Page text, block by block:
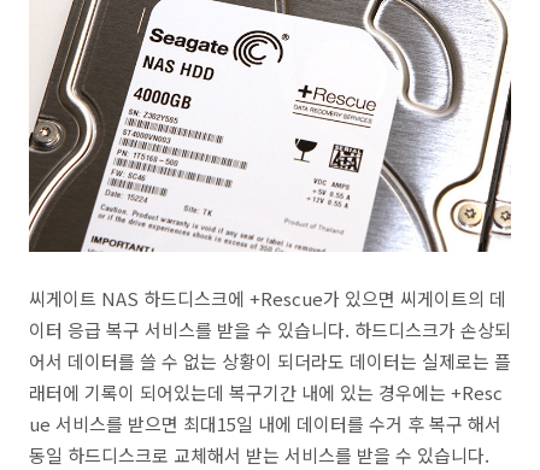
씨게이트 NAS 하드디스크에 +Rescue가 있으면 씨게이트의 데
이터 응급 복구 서비스를 받을 수 있습니다. 하드디스크가 손상되
어서 데이터를 쓸 수 없는 상황이 되더라도 데이터는 실제로는 플
래터에 기록이 되어있는데 복구기간 내에 있는 경우에는 +Resc
ue 서비스를 받으면 최대15일 내에 데이터를 수거 후 복구 해서
동일 하드디스크로 교체해서 받는 서비스를 받을 수 있습니다.